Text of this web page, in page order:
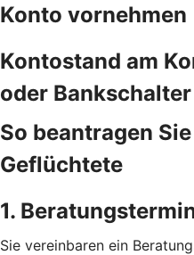
Konto vornehmen
Kontostand am
oder
So beantragen
Geflüchtete
1.
Sie vereinbaren ein